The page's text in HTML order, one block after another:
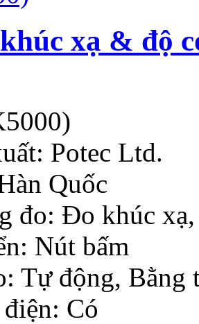
xạ & độ
)
Potec Ltd.
Quốc
đo: Đo khúc
Nút bấm
Tự động, Bằng
Có